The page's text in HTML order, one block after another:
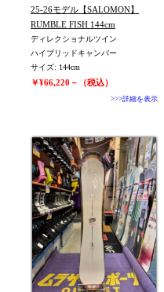
値下げしました
25-26モデル【SALOMON】
RUMBLE FISH 144cm
ディレクショナルツイン
ハイブリッドキャンバー
サイズ: 144cm
￥¥66,220－（税込）
>>>詳細を表示